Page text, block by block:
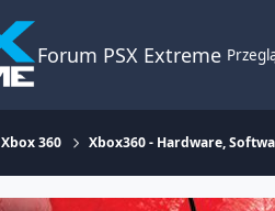
Forum PSX Extreme
Xbox 360 Xbox360 - Hardware,